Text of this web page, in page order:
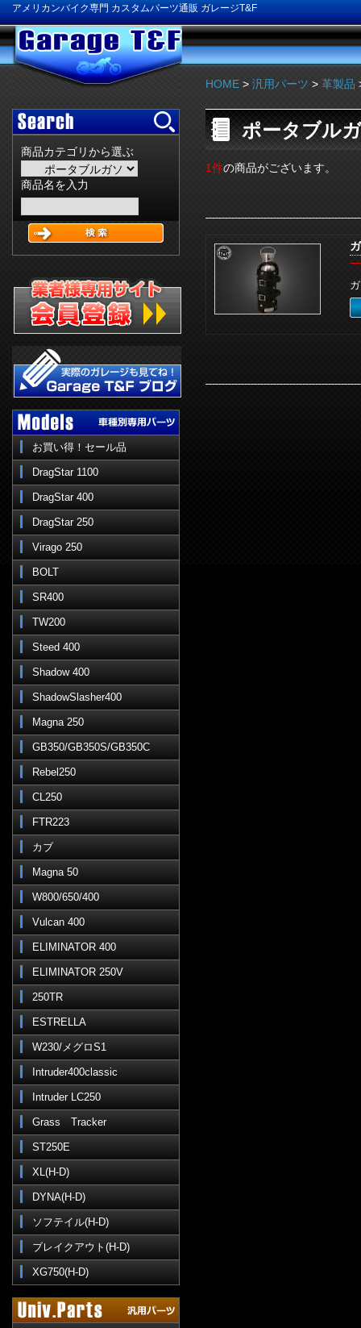
アメリカンバイク専門 カスタムパーツ通販 ガレージT&F
商品カテゴリから選ぶ
商品名を入力
お買い得！セール品
DragStar 1100
DragStar 400
DragStar 250
Virago 250
BOLT
SR400
TW200
Steed 400
Shadow 400
ShadowSlasher400
Magna 250
GB350/GB350S/GB350C
Rebel250
CL250
FTR223
カブ
Magna 50
W800/650/400
Vulcan 400
ELIMINATOR 400
ELIMINATOR 250V
250TR
ESTRELLA
W230/メグロS1
Intruder400classic
Intruder LC250
Grass Tracker
ST250E
XL(H-D)
DYNA(H-D)
ソフテイル(H-D)
ブレイクアウト(H-D)
XG750(H-D)
HOME > 汎用パーツ > 革製品
ポータブル
1件の商品がございます。